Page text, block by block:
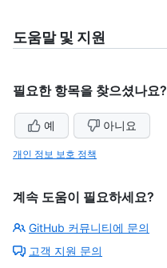
도움말 및 지원
필요한 항목을 찾으셨나요?
예 아니요
개인 정보 보호 정책
계속 도움이 필요하세요?
GitHub 커뮤니티에 문의
고객 지원 문의